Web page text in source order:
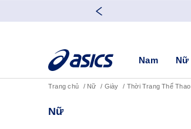
Nam Nữ
Trang chủ Nữ Giày Thời Trang Thể Thao
Nữ